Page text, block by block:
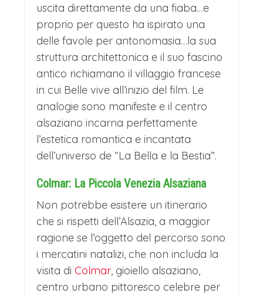
CENA E PERNOTTAMENTO IN
HOTEL
Nel tardo pomeriggio rientro in hotel
per cena e pernottamento.
Mercatini di Natale in Alsazia – La Bella e
La Bestia: Giorno 4
COLAZIONE IN HOTEL E
RIPARTENZA
La mattina ritrovo del gruppo per la
colazione, check-out delle camere e
ripartenza in pullman alla volta della
Svizzera.
I MERCATINI DI NATALE DI
LUCERNA
uscita direttamente da una fiaba…e
proprio per questo ha ispirato una
delle favole per antonomasia…la sua
struttura architettonica e il suo fascino
antico richiamano il villaggio francese
in cui Belle vive all’inizio del film. Le
analogie sono manifeste e il centro
alsaziano incarna perfettamente
l’estetica romantica e incantata
dell’universo de “La Bella e la Bestia”.
Colmar: La Piccola Venezia Alsaziana
Non potrebbe esistere un itinerario
che si rispetti dell’Alsazia, a maggior
ragione se l’oggetto del percorso sono
i mercatini natalizi, che non includa la
visita di Colmar, gioiello alsaziano,
centro urbano pittoresco celebre per